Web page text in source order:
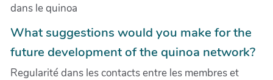
dans le quinoa
What suggestions would you make for the
future development of the quinoa network?
Regularité dans les contacts entre les membres et